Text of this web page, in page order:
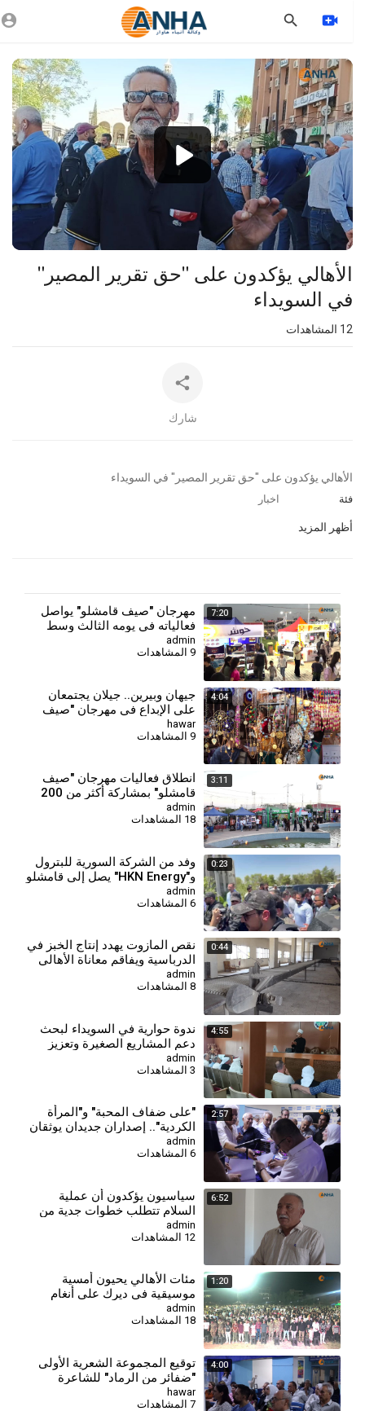
Video
Player
1080p
360p
240p
auto
⁣الأهالي يؤكدون على "حق تقرير المصير"
في السويداء
المشاهدات
شارك
⁣الأهالي يؤكدون على "حق تقرير المصير" في السويداء
فئة اخبار
أظهر المزيد
7:20
⁣⁣مهرجان "صيف قامشلو" يواصل
فعالياته في يومه الثالث وسط
إقبال جماهيري
admin
9 المشاهدات
4:04
جيهان وبيرين.. جيلان يجتمعان
على الإبداع في مهرجان "صيف
قامشلو"
hawar
9 المشاهدات
3:11
انطلاق فعاليات مهرجان "صيف
قامشلو" بمشاركة أكثر من 200
شركة
admin
18 المشاهدات
0:23
وفد من الشركة السورية للبترول
و"HKN Energy" يصل إلى قامشلو
admin
6 المشاهدات
0:44
نقص المازوت يهدد إنتاج الخبز في
الدرباسية ويفاقم معاناة الأهالي
admin
8 المشاهدات
4:55
⁣ندوة حوارية في السويداء لبحث
دعم المشاريع الصغيرة وتعزيز
الشراكات الاستثمارية
admin
3 المشاهدات
2:57
⁣"على ضفاف المحبة" و"المرأة
الكردية".. إصداران جديدان يوثقان
الهوية والذاكرة
admin
6 المشاهدات
6:52
⁣سياسيون يؤكدون أن عملية
السلام تتطلب خطوات جدية من
الدولة التركية
admin
1:20
مئات الأهالي يحيون أمسية
موسيقية في ديرك على أنغام
الأغاني الكردية
admin
18 المشاهدات
4:00
توقيع المجموعة الشعرية الأولى
"ضفائر من الرماد" للشاعرة
نورهان حسن
hawar
7 المشاهدات